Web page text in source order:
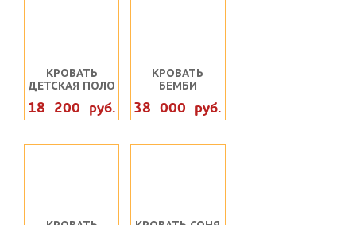
КРОВАТЬ
ДЕТСКАЯ ПОЛО
18 200 руб.
КРОВАТЬ
БЕМБИ
38 000 руб.